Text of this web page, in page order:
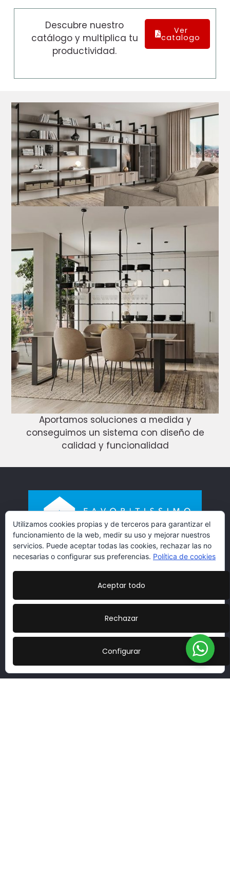
Descubre nuestro
catálogo y multiplica tu
productividad.
Ver
catalogo
Aportamos soluciones a medida y
conseguimos un sistema con diseño de
calidad y funcionalidad
Utilizamos cookies propias y de terceros para garantizar el
funcionamiento de la web, medir su uso y mejorar nuestros
servicios. Puede aceptar todas las cookies, rechazar las no
necesarias o configurar sus preferencias. Política de cookies
Aceptar todo
Rechazar
Configurar